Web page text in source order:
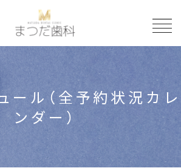
ール（全予約状況カレ
ンダー）